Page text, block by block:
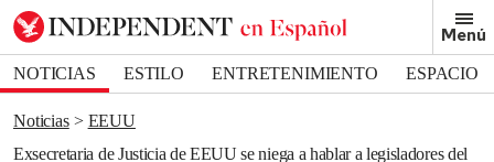
Menú
NOTICIAS ESTILO ENTRETENIMIENTO
ESPACIO
DEPORTES
Noticias
EEUU
Exsecretaria de Justicia de EEUU se niega a hablar a legisladores del
Bookmark popover
Removed from bookmarks
Close popover